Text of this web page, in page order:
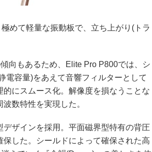
めて軽量な振動板で、立ち上がり(トラ
向もあるため、Elite Pro P800では、シ
電容量)をあえて音響フィルターとして
にスムース化。解像度を損なうことな
数特性を実現した。
ザインを採用。平面磁界型特有の背圧
した。シールドによって確保された高